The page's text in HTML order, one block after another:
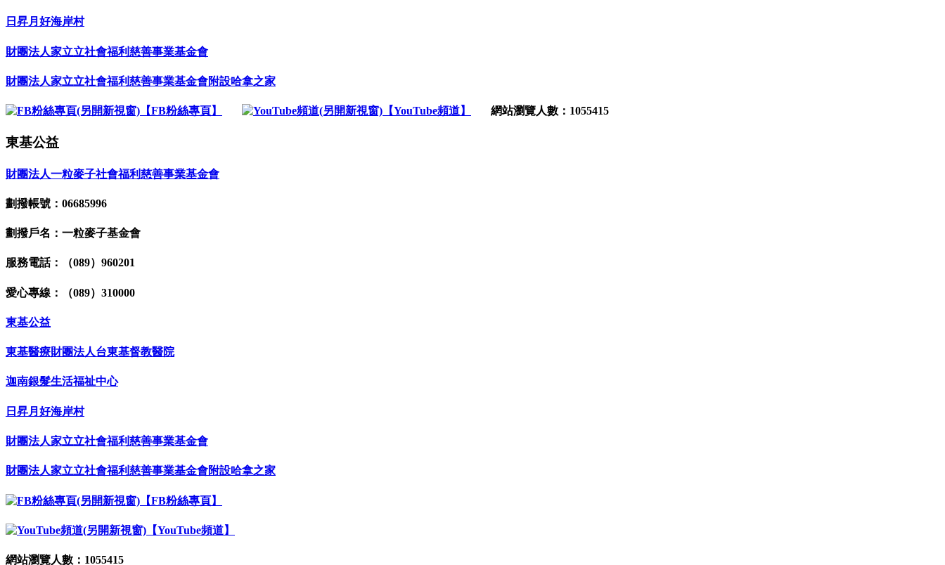
日昇月好海岸村
財團法人家立立社會福利慈善事業基金會
財團法人家立立社會福利慈善事業基金會附設哈拿之家
【FB粉絲專頁】 【YouTube頻道】 網站瀏覽人數：1055415
東基公益
財團法人一粒麥子社會福利慈善事業基金會
劃撥帳號：06685996
劃撥戶名：一粒麥子基金會
服務電話：（089）960201
愛心專線：（089）310000
東基公益
東基醫療財團法人台東基督教醫院
迦南銀髮生活福祉中心
日昇月好海岸村
財團法人家立立社會福利慈善事業基金會
財團法人家立立社會福利慈善事業基金會附設哈拿之家
【FB粉絲專頁】
【YouTube頻道】
網站瀏覽人數：1055415